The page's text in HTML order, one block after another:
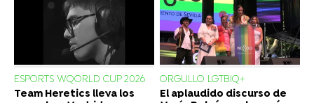
ESPORTS WQORLD CUP 2026
Team Heretics lleva los
ORGULLO LGTBIQ+
El aplaudido discurso de